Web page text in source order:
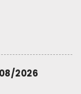
2026